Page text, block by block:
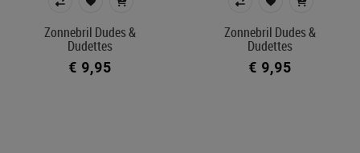
Zonnebril Dudes &
Dudettes
€ 9,95
Zonnebril Dudes &
Dudettes
€ 9,95